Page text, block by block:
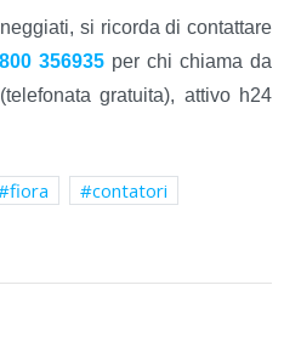
si ricorda di contattare
800 356935per chi chiama da
gratuita), attivo h24
fiora
contatori